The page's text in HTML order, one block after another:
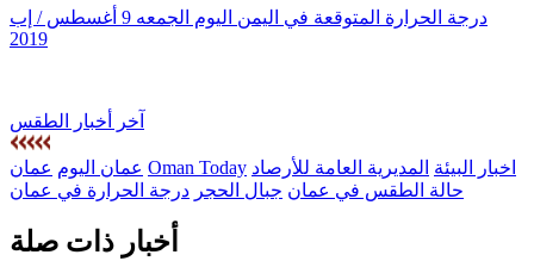
درجة الحرارة المتوقعة في اليمن اليوم الجمعه 9 أغسطس / إب
2019
آخر أخبار الطقس
عمان اليوم عمان Oman Today اخبار البيئة المديرية العامة للأرصاد
حالة الطقس في عمان جبال الحجر درجة الحرارة في عمان
أخبار ذات صلة